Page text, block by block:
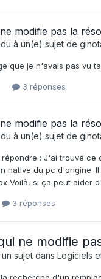
modifie pas la
à un(e) sujet de
que je n'avais pas vu
3 réponses
modifie pas la
à un(e) sujet de
: J'ai trouvé ce
native du pc d'origine.
Voilà, si ça peut aider
3 réponses
ne modifie
sujet dans Logiciels